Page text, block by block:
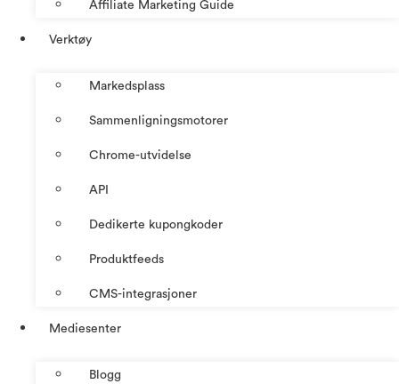
Affiliate Marketing Guide
Verktøy
Markedsplass
Sammenligningsmotorer
Chrome-utvidelse
API
Dedikerte kupongkoder
Produktfeeds
CMS-integrasjoner
Mediesenter
Blogg